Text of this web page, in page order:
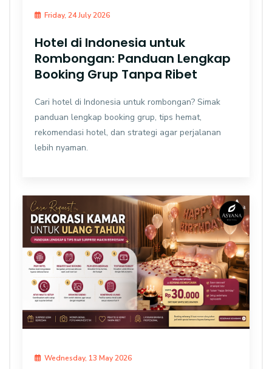
Friday, 24 July 2026
Hotel di Indonesia untuk
Rombongan: Panduan Lengkap
Booking Grup Tanpa Ribet
Cari hotel di Indonesia untuk rombongan? Simak
panduan lengkap booking grup, tips hemat,
rekomendasi hotel, dan strategi agar perjalanan
lebih nyaman.
Wednesday, 13 May 2026